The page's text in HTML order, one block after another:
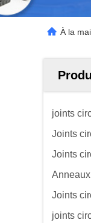
À la
joints
Joints
Joints
Joints
joints